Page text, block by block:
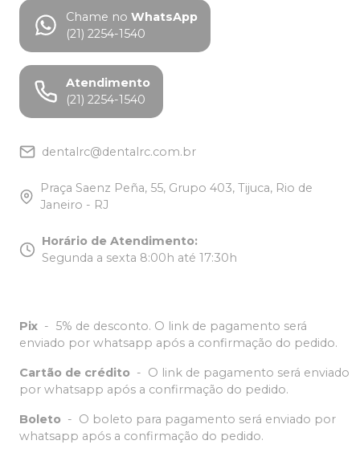
Chame no WhatsApp
(21) 2254-1540
Atendimento
(21) 2254-1540
dentalrc@dentalrc.com.br
Praça Saenz Peña, 55, Grupo 403, Tijuca, Rio de
Janeiro - RJ
Horário de Atendimento:
Segunda a sexta 8:00h até 17:30h
Pix - 5% de desconto. O link de pagamento será
enviado por whatsapp após a confirmação do pedido.
Cartão de crédito - O link de pagamento será enviado
por whatsapp após a confirmação do pedido.
Boleto - O boleto para pagamento será enviado por
whatsapp após a confirmação do pedido.